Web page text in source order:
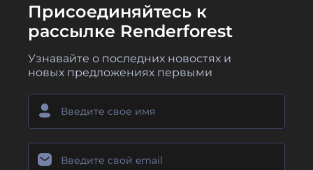
Присоединяйтесь к
рассылке Renderforest
Узнавайте о последних новостях и
новых предложениях первыми